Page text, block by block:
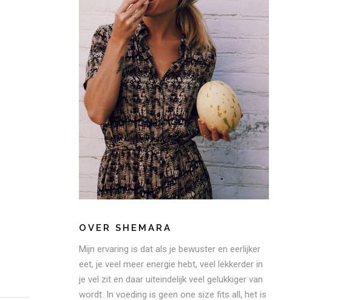
OVER SHEMARA
Mijn ervaring is dat als je bewuster en eerlijker
eet, je veel meer energie hebt, veel lekkerder in
je vel zit en daar uiteindelijk veel gelukkiger van
wordt. In voeding is geen one size fits all, het is